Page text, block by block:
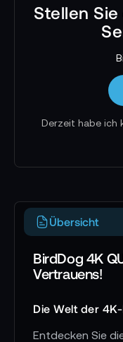
Stellen
Derzeit habe ich
Übersicht
BirdDog 4K
Vertrauens!
Die Welt der
Entdecken Sie